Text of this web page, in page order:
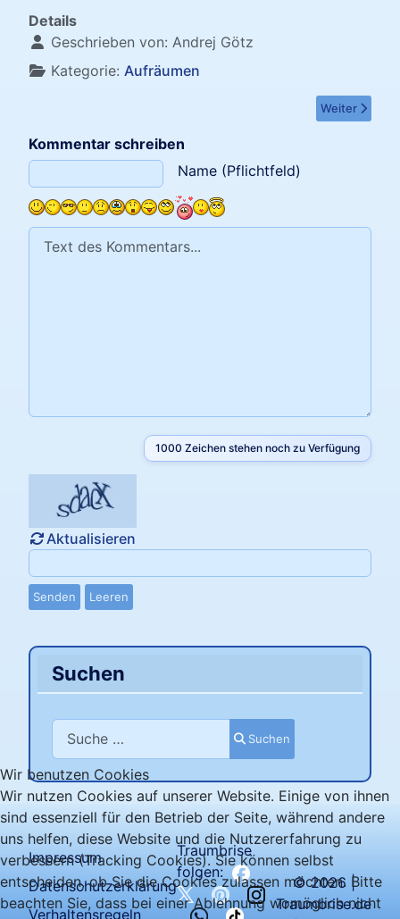
Details
Geschrieben von: Andrej Götz
Kategorie: Aufräumen
Nächster
Weiter
Kommentar schreiben
Name (Pflichtfeld)
Text des Kommentars
1000 Zeichen stehen noch zu Verfügung
Aktualisieren
Senden Leeren
Suchen
Suchen
Suchen
Impressum
Datenschutzerklärung
Verhaltensregeln
Traumbrise
folgen:
© 2026 |
Traumbrise.de
Wir benutzen Cookies
Wir nutzen Cookies auf unserer Website. Einige von ihnen
sind essenziell für den Betrieb der Seite, während andere
uns helfen, diese Website und die Nutzererfahrung zu
verbessern (Tracking Cookies). Sie können selbst
entscheiden, ob Sie die Cookies zulassen möchten. Bitte
beachten Sie, dass bei einer Ablehnung womöglich nicht